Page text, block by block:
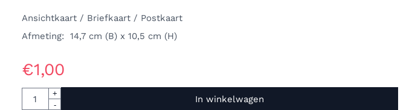
Ansichtkaart / Briefkaart / Postkaart
Afmeting: 14,7 cm (B) x 10,5 cm (H)
€1,00
Aantal
+
-
In winkelwagen